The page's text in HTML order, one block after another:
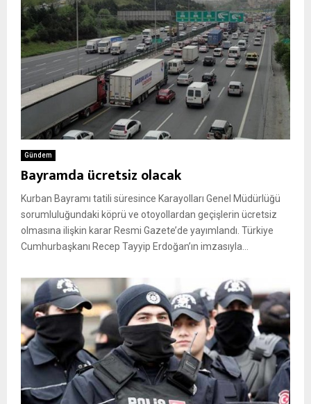
Gündem
Bayramda ücretsiz olacak
Kurban Bayramı tatili süresince Karayolları Genel Müdürlüğü
sorumluluğundaki köprü ve otoyollardan geçişlerin ücretsiz
olmasına ilişkin karar Resmi Gazete’de yayımlandı. Türkiye
Cumhurbaşkanı Recep Tayyip Erdoğan’ın imzasıyla...